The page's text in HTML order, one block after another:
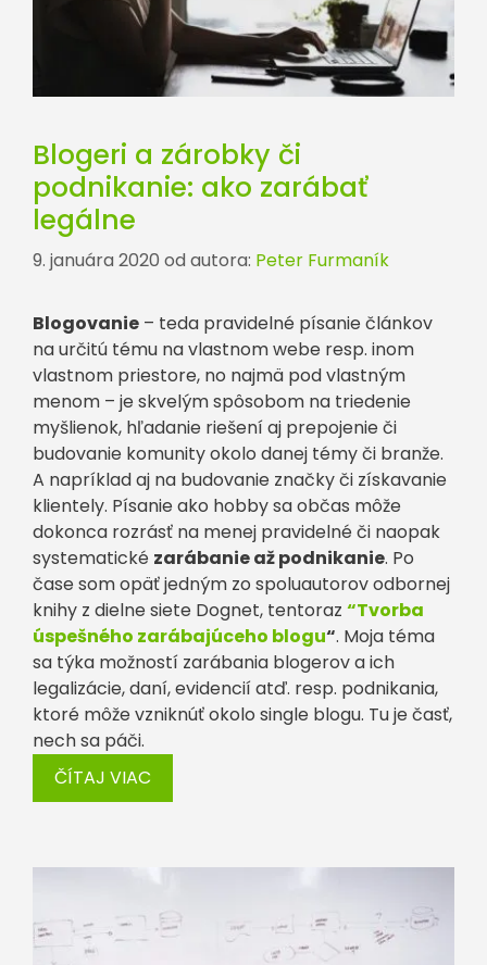
Blogeri a zárobky či
podnikanie: ako zarábať
legálne
9. januára 2020 od autora: Peter Furmaník
Blogovanie – teda pravidelné písanie článkov
na určitú tému na vlastnom webe resp. inom
vlastnom priestore, no najmä pod vlastným
menom – je skvelým spôsobom na triedenie
myšlienok, hľadanie riešení aj prepojenie či
budovanie komunity okolo danej témy či branže.
A napríklad aj na budovanie značky či získavanie
klientely. Písanie ako hobby sa občas môže
dokonca rozrásť na menej pravidelné či naopak
systematické zarábanie až podnikanie. Po
čase som opäť jedným zo spoluautorov odbornej
knihy z dielne siete Dognet, tentoraz “Tvorba
úspešného zarábajúceho blogu“. Moja téma
sa týka možností zarábania blogerov a ich
legalizácie, daní, evidencií atď. resp. podnikania,
ktoré môže vzniknúť okolo single blogu. Tu je časť,
nech sa páči.
ČÍTAJ VIAC